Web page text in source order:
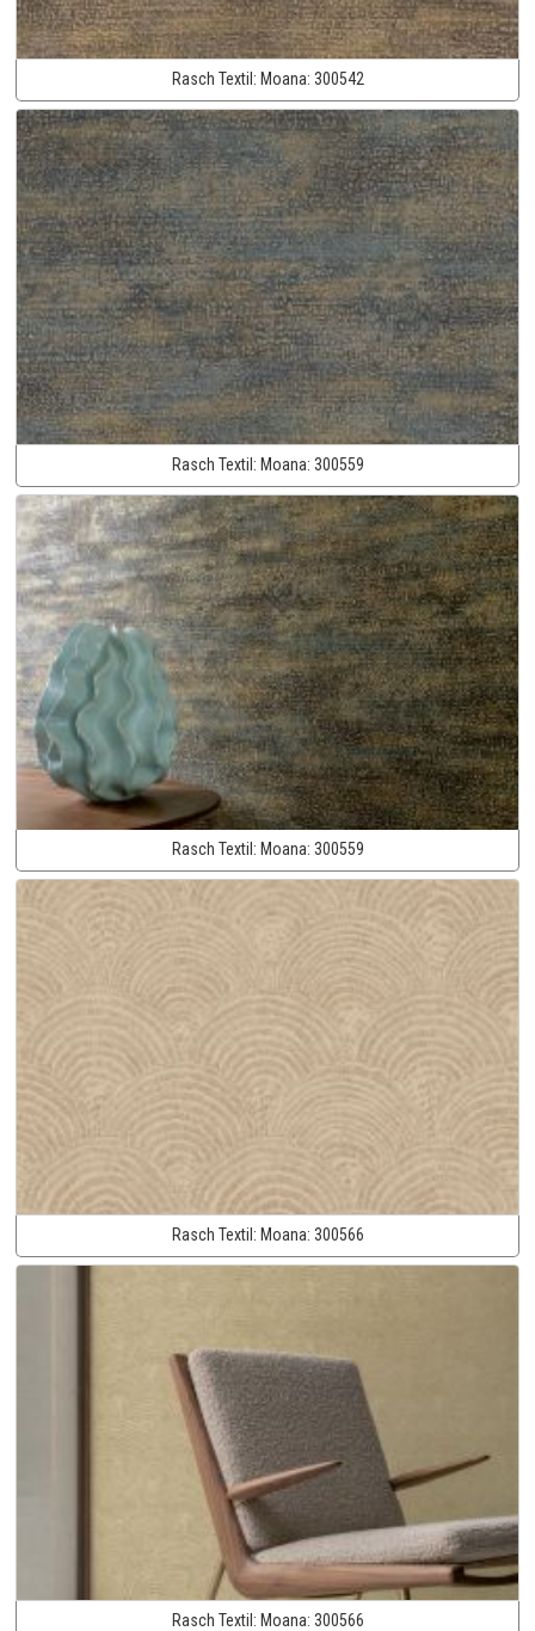
Rasch Textil: Moana: 300542
Rasch Textil: Moana: 300559
Rasch Textil: Moana: 300559
Rasch Textil: Moana: 300566
Rasch Textil: Moana: 300566